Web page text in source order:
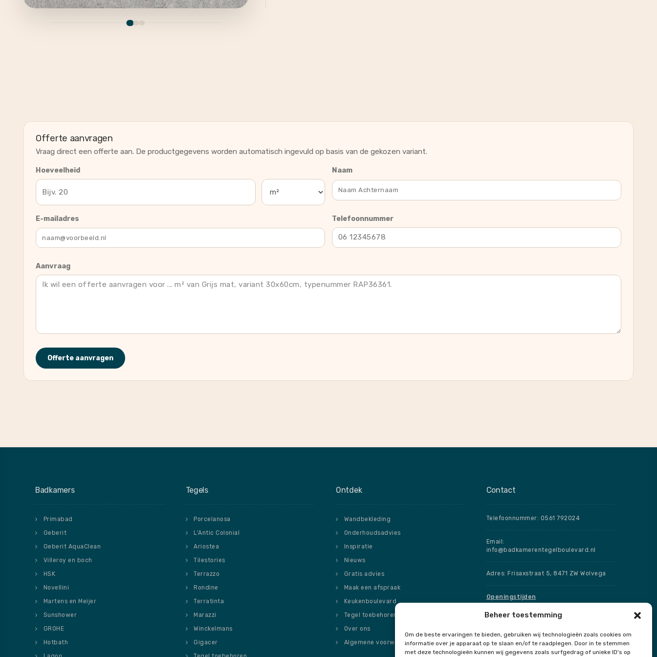
Beheer toestemming
Om de beste ervaringen te bieden, gebruiken wij technologieën zoals cookies om
informatie over je apparaat op te slaan en/of te raadplegen. Door in te stemmen
met deze technologieën kunnen wij gegevens zoals surfgedrag of unieke ID's op
Offerte aanvragen
Vraag direct een offerte aan. De productgegevens worden automatisch ingevuld op basis van de gekozen variant.
Hoeveelheid Naam
E-mailadres Telefoonnummer
Aanvraag
Offerte aanvragen
Badkamers
Primabad
Geberit
Geberit AquaClean
Villeroy en boch
HSK
Novellini
Martens en Meijer
Sunshower
GROHE
Hotbath
Tegels
Porcelanosa
L’Antic Colonial
Ariostea
Tilestories
Terrazzo
Rondine
Terratinta
Marazzi
Winckelmans
Gigacer
Ontdek
Wandbekleding
Onderhoudsadvies
Inspiratie
Nieuws
Gratis advies
Maak een afspraak
Keukenboulevard
Tegel toebehoren
Over ons
Algemene voorwaarden
Contact
Telefoonnummer: 0561 792024
Email:
info@badkamerentegelboulevard.nl
Adres: Frisaxstraat 5, 8471 ZW Wolvega
Openingstijden
Speciale openingstijden